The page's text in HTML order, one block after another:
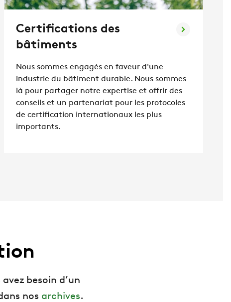
Certifications des
bâtiments
Nous sommes engagés en faveur d'une
industrie du bâtiment durable. Nous sommes
là pour partager notre expertise et offrir des
conseils et un partenariat pour les protocoles
de certification internationaux les plus
importants.
besoin d’un
nos archives.